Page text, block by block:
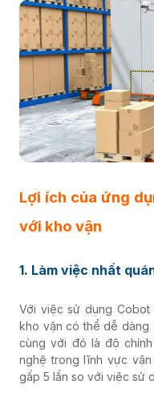
Lợi ích của ứng
với kho vận
1. Làm việc nhất
Với việc sử dụng
kho vận có thể dễ dàng
cùng với đó là độ
nghệ trong lĩnh vực
gấp 5 lần so với việc sử